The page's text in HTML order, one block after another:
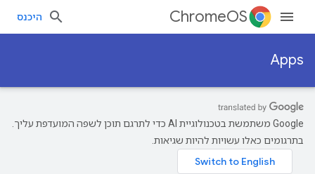
ChromeOS היכנס
Apps
‫Google משתמשת בטכנולוגיית AI כדי לתרגם תוכן לשפה המועדפת עליך.
בתרגומים כאלו עשויות להיות שגיאות.